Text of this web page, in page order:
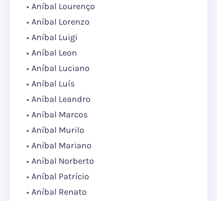
Aníbal Lourenço
Aníbal Lorenzo
Aníbal Luigi
Aníbal Leon
Aníbal Luciano
Aníbal Luís
Aníbal Leandro
Aníbal Marcos
Aníbal Murilo
Aníbal Mariano
Aníbal Norberto
Aníbal Patrício
Aníbal Renato